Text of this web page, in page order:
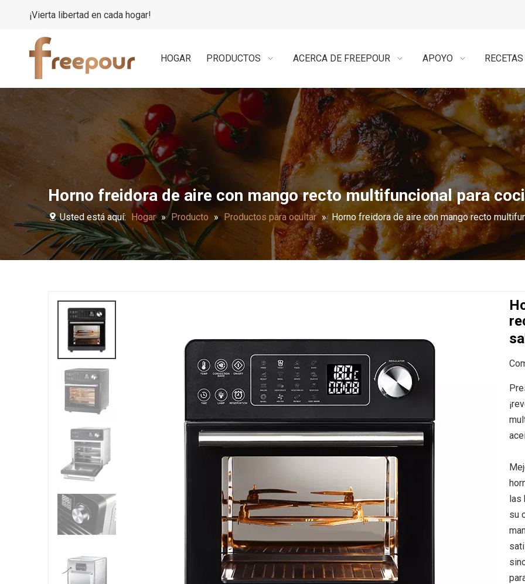
¡Vierta libertad en cada hogar!
HOGAR PRODUCTOS ACERCA DE FREEPOUR APOYO RECETAS
Horno freidora de aire con mango recto multifuncional para
Usted está aquí: Hogar » Producto » Productos para ocultar » Horno freidora de aire con mango recto
las
su